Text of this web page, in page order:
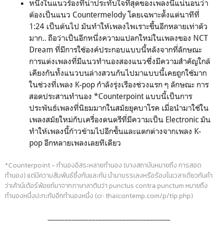
หนึ่งในแนวร้องที่น่าประทับใจที่สุดของเพลงนี้แน่นอนว่า
ต้องเป็นแนว Countermelody โดยเฉพาะตั้งแต่นาทีที่
1:24 เป็นต้นไป มันทำให้เพลงไพเราะขึ้นอีกหลายเท่าตัว
มาก.. ถือว่าเป็นอีกหนึ่งความแปลกใหม่ในเพลงของ NCT
Dream ที่มีการใช้องค์ประกอบแบบนี้หลังจากที่ลักษณะ
การแต่งเพลงที่มีแนวทำนองสองแนวซึ่งมีความสำคัญใกล้
เคียงกันทั้งแนวบนล่างสวนกันไปมาแบบนี้เคยถูกใช้มาก
ในช่วงที่เพลง K-pop กำลังรุ่งเรืองช่วงแรก ๆ ลักษณะ การ
สอดประสานทำนอง *Counterpoint แบบนี้เป็นการ
ประพันธ์เพลงที่นิยมมากในสมัยยุคบาโรค เมื่อนำมาใช้ใน
เพลงสมัยใหม่กับเครื่องดนตรีที่มีความเป็น Electronic มัน
ทำให้เพลงนี้ก้าวข้ามไปอีกขั้นและแตกต่างจากเพลง K-
pop อีกหลายเพลงเลยทีเดียว
*Counterpoint - ทำนองอิสระหลายทำนอง (บางสถาบันหมายถึง การสอด
ทำนอง) แต่มีความสัมพันธ์ซึ่งกันและกัน นำมาบรรเลงหรือร้องในเวลาเดียวกันคำ
ว่าเค้าน์เต้อร์พ้อยท์มาจากภาษาลาตินว่า punctus contra punctum หมายถึง
ทำนองหนึ่งปะทะกับอีกทำนองหนึ่ง (cr: thaicontemp.com/p/tip.php)